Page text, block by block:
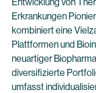
Erkrankungen
kombiniert eine
Plattformen und
neuartiger
diversifizierte
umfasst